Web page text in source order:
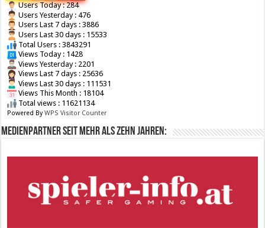
Users Today : 284
Users Yesterday : 476
Users Last 7 days : 3886
Users Last 30 days : 15533
Total Users : 3843291
Views Today : 1428
Views Yesterday : 2201
Views Last 7 days : 25636
Views Last 30 days : 111531
Views This Month : 18104
Total views : 11621134
Powered ByWPS Visitor Counter
Medienpartner seit mehr als zehn Jahren: